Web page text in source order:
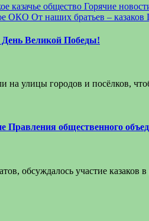
казачье общество Горячие
ОКО От наших братьев – казаков
День Великой Победы!
на улицы городов и посёлков,
Правления общественного
обсуждалось участие